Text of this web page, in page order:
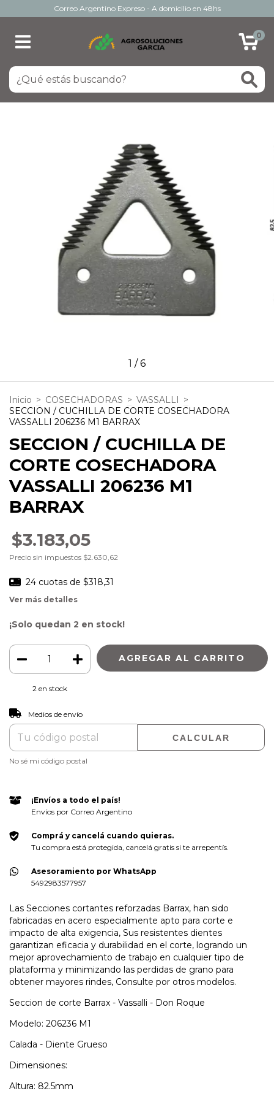
Correo Argentino Expreso - A domicilio en 48hs
0
1 /6
Inicio > COSECHADORAS > VASSALLI >
SECCION / CUCHILLA DE CORTE COSECHADORA
VASSALLI 206236 M1 BARRAX
SECCION / CUCHILLA DE
CORTE COSECHADORA
VASSALLI 206236 M1
BARRAX
$3.183,05
Precio sin impuestos $2.630,62
24 cuotas de $318,31
Ver más detalles
¡Solo quedan 2 en stock!
2 en stock
Entregas para el CP:
Medios de envío
CALCULAR
No sé mi código postal
¡Envíos a todo el país!
Envíos por Correo Argentino
Comprá y cancelá cuando quieras.
Tu compra está protegida, cancelá gratis si te arrepentís.
Asesoramiento por WhatsApp
5492983577957
Las Secciones cortantes reforzadas Barrax, han sido
fabricadas en acero especialmente apto para corte e
impacto de alta exigencia, Sus resistentes dientes
garantizan eficacia y durabilidad en el corte, logrando un
mejor aprovechamiento de trabajo en cualquier tipo de
plataforma y minimizando las perdidas de grano para
obtener mayores rindes, Consulte por otros modelos.
Seccion de corte Barrax - Vassalli - Don Roque
Modelo: 206236 M1
Calada - Diente Grueso
Dimensiones:
Altura: 82.5mm